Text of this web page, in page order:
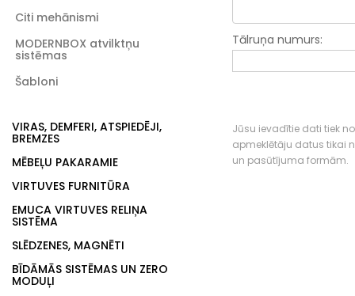
Citi mehānismi
MODERNBOX atvilktņu
sistēmas
Šabloni
VIRAS, DEMFERI, ATSPIEDĒJI,
BREMZES
MĒBEĻU PAKARAMIE
VIRTUVES FURNITŪRA
EMUCA VIRTUVES RELIŅA
SISTĒMA
SLĒDZENES, MAGNĒTI
BĪDĀMĀS SISTĒMAS UN ZERO
MODUĻI
Tālruņa numurs:
Jūsu ievadītie dati tiek
apmeklētāju datus tikai
un pasūtījuma formām.